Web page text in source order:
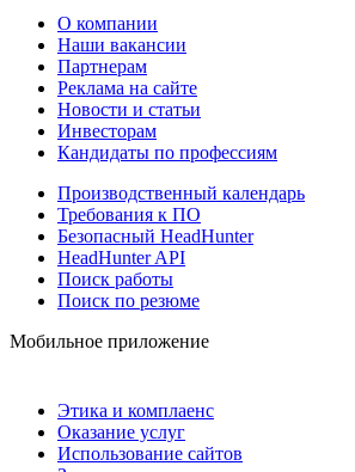
О компании
Наши вакансии
Партнерам
Реклама на сайте
Новости и статьи
Инвесторам
Кандидаты по профессиям
Производственный календарь
Требования к ПО
Безопасный HeadHunter
HeadHunter API
Поиск работы
Поиск по резюме
Мобильное приложение
Этика и комплаенс
Оказание услуг
Использование сайтов